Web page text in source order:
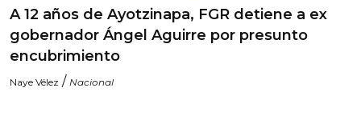
A 12 años de Ayotzinapa, FGR detiene a ex
gobernador Ángel Aguirre por presunto
encubrimiento
Naye Vélez / Nacional